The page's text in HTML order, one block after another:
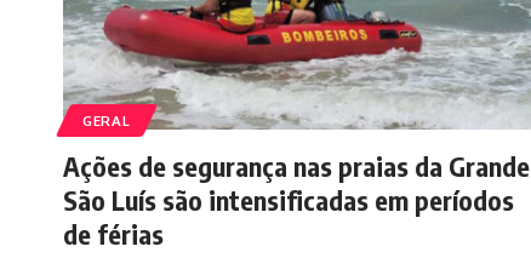
GERAL
Ações de segurança nas praias da Grande
São Luís são intensificadas em períodos
de férias